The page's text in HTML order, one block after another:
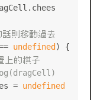
chees
則移動過去
undefined ) {
上的棋子
= undefined